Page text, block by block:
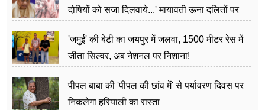
दोषियों को सजा दिलवाये...' मायावती ऊना दलितों पर
'जमुई' की बेटी का जयपुर में जलवा, 1500 मीटर रेस में
जीता सिल्वर, अब नेशनल पर निशाना!
पीपल बाबा की 'पीपल की छांव में' से पर्यावरण दिवस पर
निकलेगा हरियाली का रास्ता